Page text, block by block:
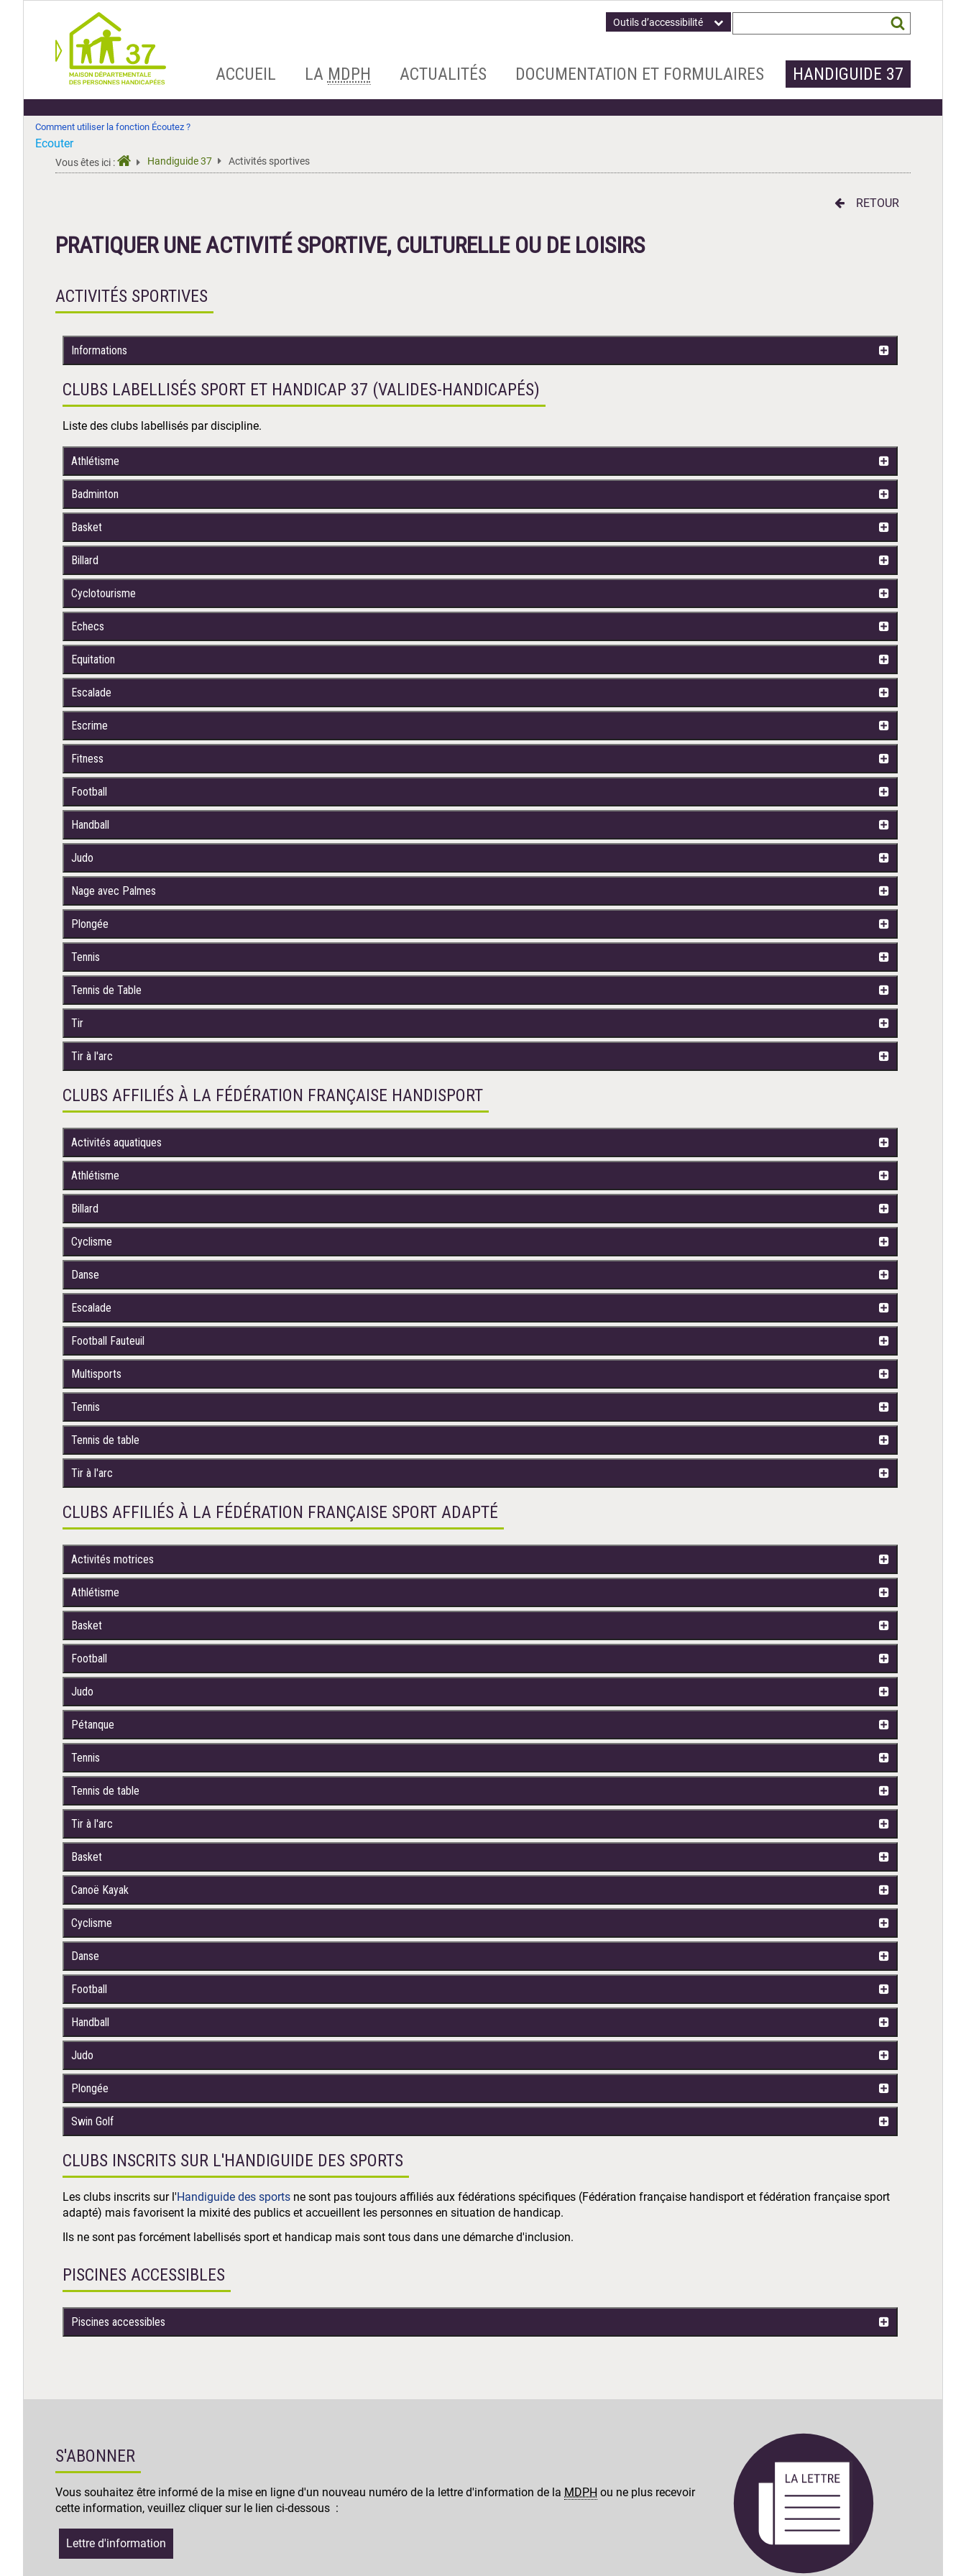
Outils d’accessibilité
AllerACCUEIL LA MDPH ACTUALITÉS DOCUMENTATION ET FORMULAIRES HANDIGUIDE 37
Comment utiliser la fonction Écoutez ?
Ecouter
Vous êtes ici : Handiguide 37 Activités sportives
RETOUR
PRATIQUER UNE ACTIVITÉ SPORTIVE, CULTURELLE OU DE LOISIRS
ACTIVITÉS SPORTIVES
Informations
CLUBS LABELLISÉS SPORT ET HANDICAP 37 (VALIDES-HANDICAPÉS)
Liste des clubs labellisés par discipline.
Athlétisme
Badminton
Basket
Billard
Cyclotourisme
Echecs
Equitation
Escalade
Escrime
Fitness
Football
Handball
Judo
Nage avec Palmes
Plongée
Tennis
Tennis de Table
Tir
Tir à l'arc
CLUBS AFFILIÉS À LA FÉDÉRATION FRANÇAISE HANDISPORT
Activités aquatiques
Athlétisme
Billard
Cyclisme
Danse
Escalade
Football Fauteuil
Multisports
Tennis
Tennis de table
Tir à l'arc
CLUBS AFFILIÉS À LA FÉDÉRATION FRANÇAISE SPORT ADAPTÉ
Activités motrices
Athlétisme
Basket
Football
Judo
Pétanque
Tennis
Tennis de table
Tir à l'arc
Basket
Canoë Kayak
Cyclisme
Danse
Football
Handball
Judo
Plongée
Swin Golf
CLUBS INSCRITS SUR L'HANDIGUIDE DES SPORTS
Les clubs inscrits sur l'Handiguide des sports ne sont pas toujours affiliés aux fédérations spécifiques (Fédération française handisport et fédération française sport
adapté) mais favorisent la mixité des publics et accueillent les personnes en situation de handicap.
Ils ne sont pas forcément labellisés sport et handicap mais sont tous dans une démarche d'inclusion.
PISCINES ACCESSIBLES
Piscines accessibles
S'ABONNER
Vous souhaitez être informé de la mise en ligne d'un nouveau numéro de la lettre d'information de la MDPH ou ne plus recevoir
cette information, veuillez cliquer sur le lien ci-dessous :
Lettre d'information